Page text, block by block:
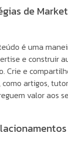
de
é uma
e construir
Crie e
artigos,
valor aos